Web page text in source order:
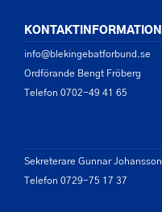
KONTAKTINFORMATION
info@blekingebatforbund.se
Ordförande Bengt Fröberg
Telefon 0702-49 41 65
Sekreterare Gunnar Johansson
Telefon 0729-75 17 37